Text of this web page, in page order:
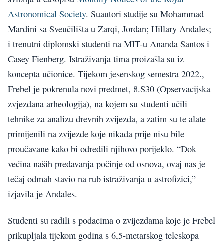
Astronomical Society. Suautori studije su Mohammad
Mardini sa Sveučilišta u Zarqi, Jordan; Hillary Andales;
i trenutni diplomski studenti na MIT-u Ananda Santos i
Casey Fienberg. Istraživanja tima proizašla su iz
koncepta učionice. Tijekom jesenskog semestra 2022.,
Frebel je pokrenula novi predmet, 8.S30 (Opservacijska
zvjezdana arheologija), na kojem su studenti učili
tehnike za analizu drevnih zvijezda, a zatim su te alate
primijenili na zvijezde koje nikada prije nisu bile
proučavane kako bi odredili njihovo porijeklo. “Dok
većina naših predavanja počinje od osnova, ovaj nas je
tečaj odmah stavio na rub istraživanja u astrofizici,”
izjavila je Andales.
Studenti su radili s podacima o zvijezdama koje je Frebel
prikupljala tijekom godina s 6,5-metarskog teleskopa